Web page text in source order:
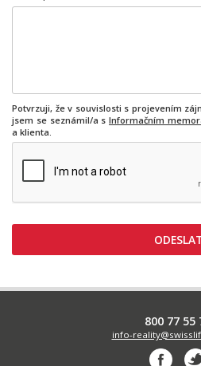
Potvrzuji, že v souvislosti s projevením
jsem se seznámil/a s Informačním
a klienta.
800 77 55
info-